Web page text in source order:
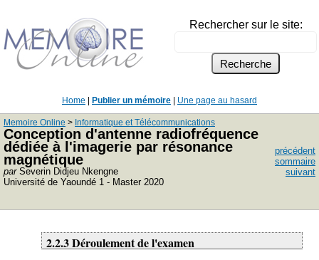
Rechercher sur le site:
Home Publier un mémoire Une page au hasard
Memoire Online > Informatique et Télécommunications
Conception d'antenne radiofréquence
dédiée à l'imagerie par résonance
magnétique
parSeverin Didjeu Nkengne
Université de Yaoundé 1 - Master 2020
précédent
sommaire
suivant
2.2.3 Déroulement de l'examen